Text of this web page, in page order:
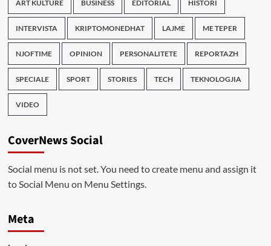
ART KULTURE BUSINESS EDITORIAL HISTORI
INTERVISTA KRIPTOMONEDHAT LAJME ME TEPER
NJOFTIME OPINION PERSONALITETE REPORTAZH
SPECIALE SPORT STORIES TECH TEKNOLOGJIA
VIDEO
CoverNews Social
Social menu is not set. You need to create menu and assign it
to Social Menu on Menu Settings.
Meta